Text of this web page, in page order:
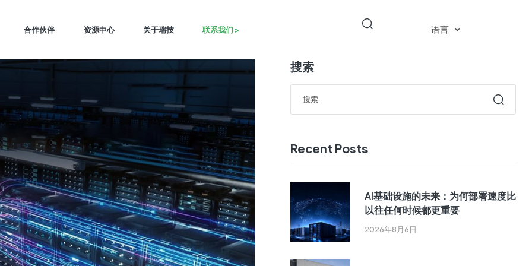
合作伙伴 资源中心 关于瑞技 联系我们 > 语言
搜索
Recent Posts
2026年8月6日
AI基础设施的未来：为何部署速度比
以往任何时候都更重要